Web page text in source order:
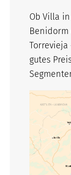
Ob Villa
gutes